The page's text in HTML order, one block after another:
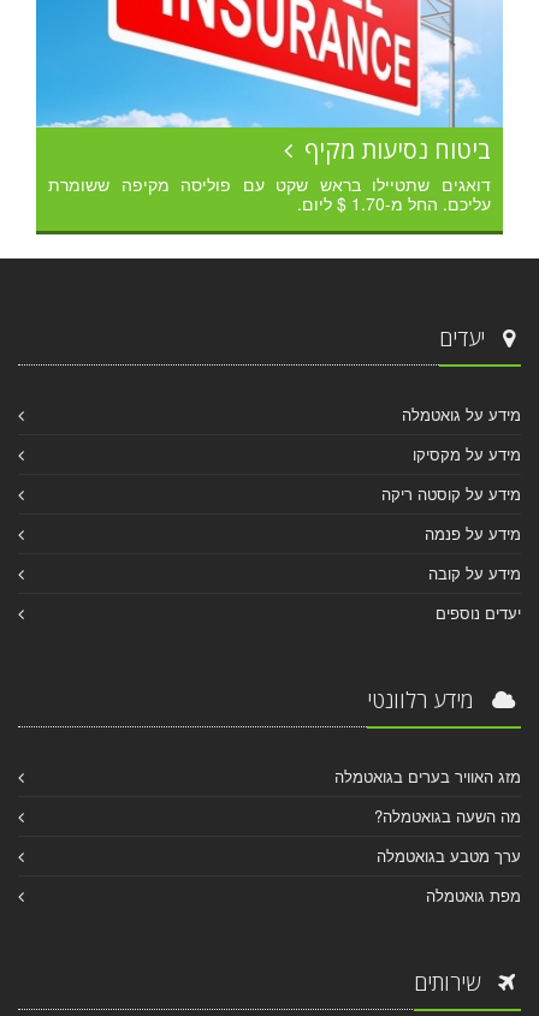
ביטוח נסיעות מקיף
דואגים שתטיילו בראש שקט עם פוליסה מקיפה ששומרת
עליכם. החל מ-1.70 $ ליום.
יעדים
מידע על גואטמלה
מידע על מקסיקו
מידע על קוסטה ריקה
מידע על פנמה
מידע על קובה
יעדים נוספים
מידע רלוונטי
מזג האוויר בערים בגואטמלה
מה השעה בגואטמלה?
ערך מטבע בגואטמלה
מפת גואטמלה
שירותים